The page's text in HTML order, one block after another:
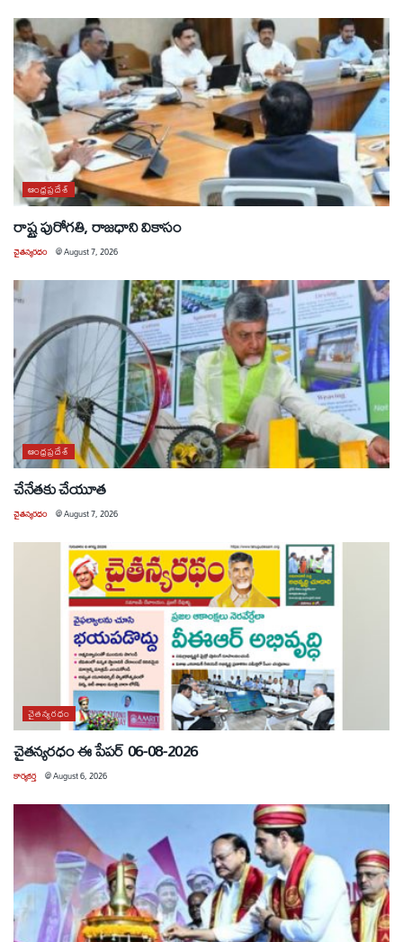
ఆంధ్రప్రదేశ్
రాష్ట్ర పురోగతి, రాజధాని వికాసం
చైతన్యరధం @August 7, 2026
ఆంధ్రప్రదేశ్
చేనేతకు చేయూత
చైతన్యరధం @August 7, 2026
చైతన్యరధం
చైతన్యరధం ఈ పేపర్ 06-08-2026
కార్యకర్త @August 6, 2026